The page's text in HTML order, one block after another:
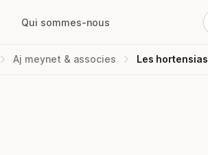
Qui sommes-nous
Aj meynet & associes Les hortensias